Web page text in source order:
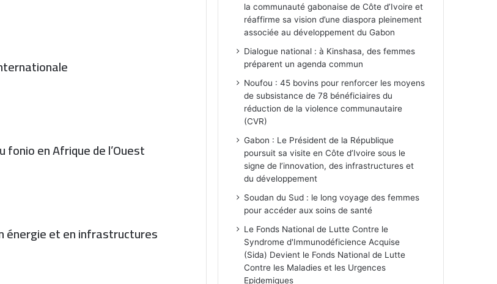
fonio en Afrique de l’Ouest
énergie et en infrastructures
la communauté gabonaise de Côte d’Ivoire et
réaffirme sa vision d’une diaspora pleinement
associée au développement du Gabon
Dialogue national : à Kinshasa, des femmes
préparent un agenda commun
Noufou : 45 bovins pour renforcer les moyens
de subsistance de 78 bénéficiaires du
réduction de la violence communautaire
(CVR)
Gabon : Le Président de la République
poursuit sa visite en Côte d’Ivoire sous le
signe de l’innovation, des infrastructures et
du développement
Soudan du Sud : le long voyage des femmes
pour accéder aux soins de santé
Le Fonds National de Lutte Contre le
Syndrome d'Immunodéficience Acquise
(Sida) Devient le Fonds National de Lutte
Contre les Maladies et les Urgences
Epidemiques